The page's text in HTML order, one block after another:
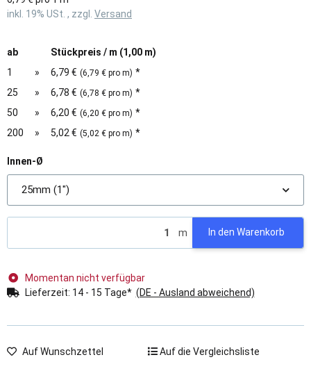
inkl. 19% USt. , zzgl. Versand
ab
Stückpreis / m (1,00 m)
1
» 6,79 € (6,79 € pro m) *
25
» 6,78 € (6,78 € pro m) *
50
» 6,20 € (6,20 € pro m) *
200
» 5,02 € (5,02 € pro m) *
Innen-Ø
25mm (1")
m In den Warenkorb
Momentan nicht verfügbar
Lieferzeit: 14 - 15 Tage* (DE - Ausland abweichend)
Auf Wunschzettel Auf die Vergleichsliste